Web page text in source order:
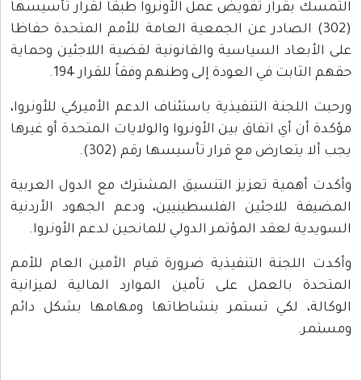
التمسك بقرار تفويض عمل الأونروا طبقاً لقرار تأسيسها
(302) الصادر عن الجمعية العامة للأمم المتحدة حفاظا
على الأبعاد السياسية والقانونية لقضية اللاجئين وحماية
حقهم الثابت في العودة إلى وطنهم وفقاً للقرار 194.
ورحبت اللجنة التنفيذية باستئناف الدعم الأميركي للأونروا،
مؤكدة أن أي اتفاق بين الأونروا والولايات المتحدة أو غيرها
يجب ألا يتعارض مع قرار تأسيسها رقم (302).
وأكدت أهمية تعزيز التنسيق المشترك مع الدول العربية
المضيفة للاجئين الفلسطينيين، ودعم الجهود الأردنية
السويدية لعقد المؤتمر الدولي للمانحين لدعم الأونروا.
وأكدت اللجنة التنفيذية ضرورة قيام الأمين العام للأمم
المتحدة بالعمل على تأمين الموارد المالية لميزانية
الوكالة، لكي تستمر بنشاطاتها ومهامها بشكل دائم
ومستمر.